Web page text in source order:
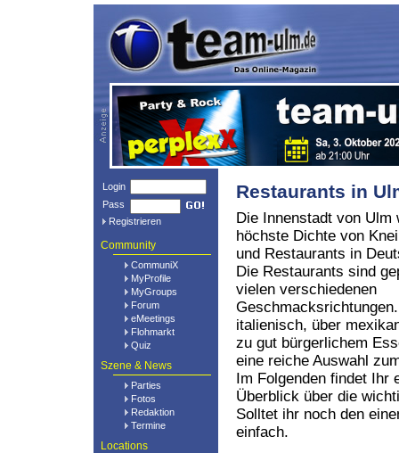
Login
Pass
Registrieren
Community
CommuniX
MyProfile
MyGroups
Forum
eMeetings
Flohmarkt
Quiz
Szene & News
Parties
Fotos
Redaktion
Termine
Locations
Restaurants in
Die Innenstadt von Ulm
höchste Dichte von
und Restaurants in
Die Restaurants sind
vielen verschiedenen
italienisch, über
zu gut bürgerlichem
eine reiche Auswahl
Im Folgenden findet Ihr
Überblick über die
Solltet ihr noch den
einfach.